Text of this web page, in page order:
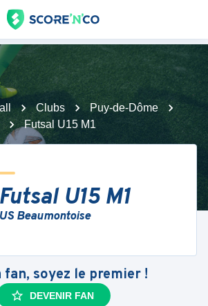
Clubs
Puy-de-Dôme
Futsal U15 M1
Futsal U15 M1
US Beaumontoise
fan, soyez le premier !
DEVENIR FAN